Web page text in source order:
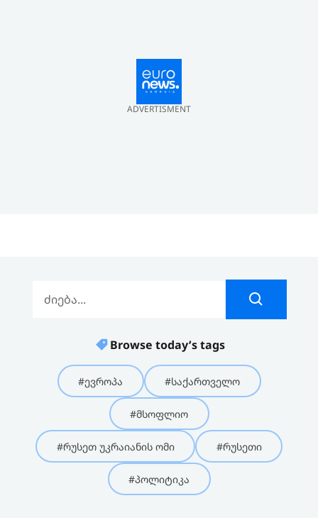
ADVERTISMENT
Browse today’s tags
#ევროპა #საქართველო
#მსოფლიო
#რუსეთ უკრაიანის ომი #რუსეთი
#პოლიტიკა